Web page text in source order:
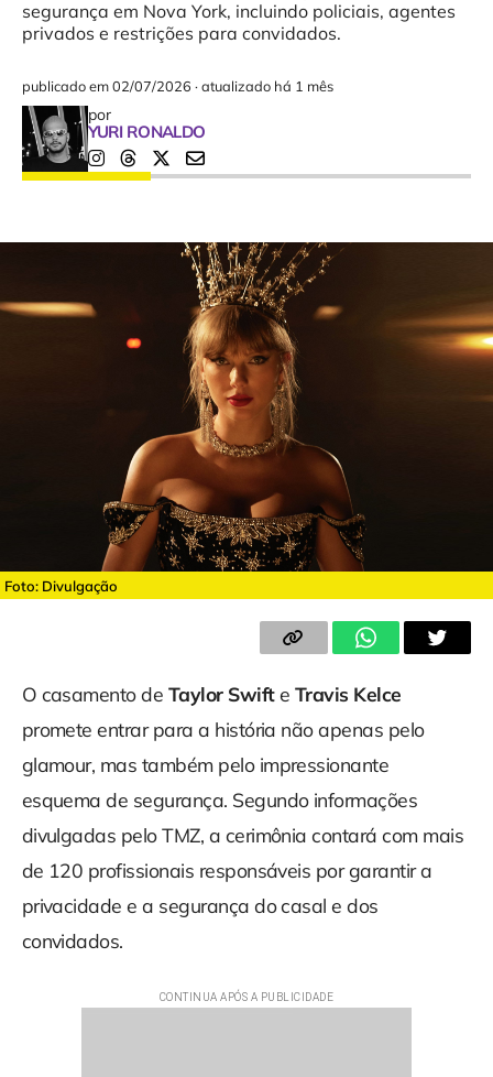
segurança em Nova York, incluindo policiais, agentes
privados e restrições para convidados.
publicado em02/07/2026 ·atualizado há 1 mês
por
YURI RONALDO
Foto: Divulgação
O casamento de Taylor Swifte Travis Kelce
promete entrar para a história não apenas pelo
glamour, mas também pelo impressionante
esquema de segurança. Segundo informações
divulgadas pelo TMZ, a cerimônia contará com mais
de 120 profissionais responsáveis por garantir a
privacidade e a segurança do casal e dos
convidados.